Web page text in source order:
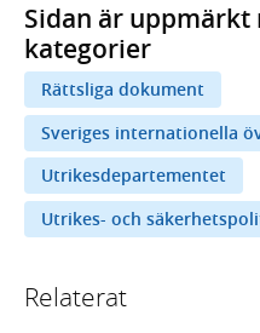
Sidan är
kategorier
Rättsliga dokument
Sveriges internationella
Utrikesdepartementet
Utrikes- och
Relaterat